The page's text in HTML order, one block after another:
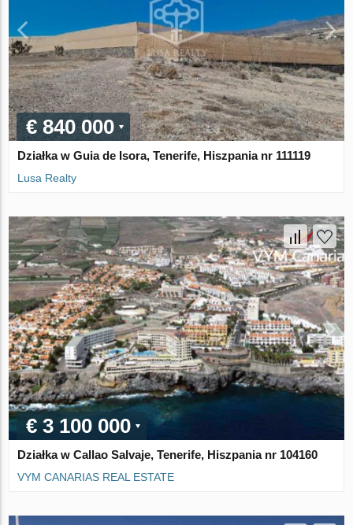
€ 840 000
Działka w Guia de Isora, Tenerife, Hiszpania nr 111119
Lusa Realty
€ 3 100 000
Działka w Callao Salvaje, Tenerife, Hiszpania nr 104160
VYM CANARIAS REAL ESTATE